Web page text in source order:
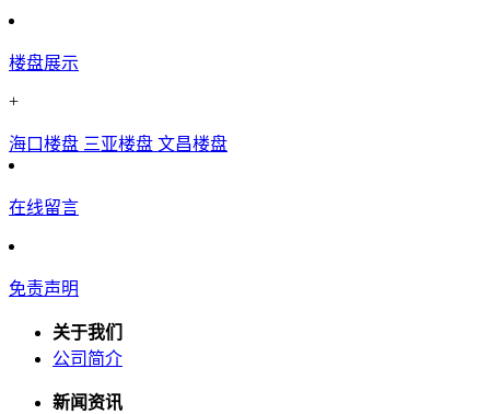
楼盘展示
+
海口楼盘 三亚楼盘 文昌楼盘
在线留言
免责声明
关于我们
公司简介
新闻资讯